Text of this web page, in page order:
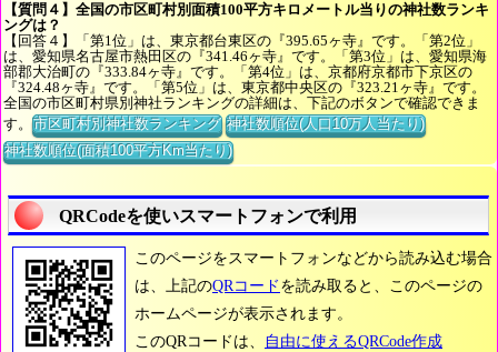
【質問４】全国の市区町村別面積100平方キロメートル当りの神社数ランキ
ングは？
【回答４】「第1位」は、東京都台東区の『395.65ヶ寺』です。「第2位」
は、愛知県名古屋市熱田区の『341.46ヶ寺』です。「第3位」は、愛知県海
部郡大治町の『333.84ヶ寺』です。「第4位」は、京都府京都市下京区の
『324.48ヶ寺』です。「第5位」は、東京都中央区の『323.21ヶ寺』です。
全国の市区町村県別神社ランキングの詳細は、下記のボタンで確認できま
す。市区町村別神社数ランキング 神社数順位(人口10万人当たり)
神社数順位(面積100平方Km当たり)
QRCodeを使いスマートフォンで利用
このページをスマートフォンなどから読み込む場合
は、上記のQRコード を読み取ると、このページの
ホームページが表示されます。
このQRコードは、
自由に使えるQRCode作成